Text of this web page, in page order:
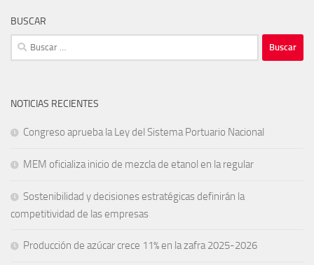
BUSCAR
Buscar:
NOTICIAS RECIENTES
Congreso aprueba la Ley del Sistema Portuario Nacional
MEM oficializa inicio de mezcla de etanol en la regular
Sostenibilidad y decisiones estratégicas definirán la
competitividad de las empresas
Producción de azúcar crece 11% en la zafra 2025-2026